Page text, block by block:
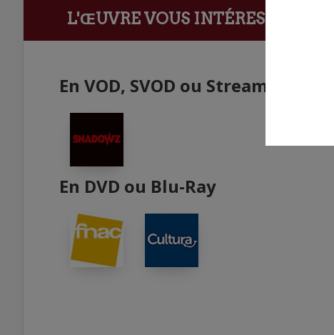
L'ŒUVRE VOUS INTÉRESSE ?
En VOD, SVOD ou Streaming
En DVD ou Blu-Ray